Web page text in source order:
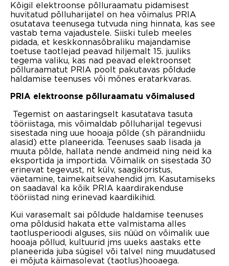
Kõigil elektroonse põlluraamatu pidamisest
huvitatud põlluharijatel on hea võimalus PRIA
osutatava teenusega tutvuda ning hinnata, kas see
vastab tema vajadustele. Siiski tuleb meeles
pidada, et keskkonnasõbraliku majandamise
toetuse taotlejad peavad hiljemalt 15. juuliks
tegema valiku, kas nad peavad elektroonset
põlluraamatut PRIA poolt pakutavas põldude
haldamise teenuses või mõnes eratarkvaras.
PRIA elektroonse põlluraamatu võimalused
Tegemist on aastaringselt kasutatava tasuta
tööriistaga, mis võimaldab põlluharijal tegevusi
sisestada ning uue hooaja põlde (sh pärandniidu
alasid) ette planeerida. Teenuses saab lisada ja
muuta põlde, hallata nende andmeid ning neid ka
eksportida ja importida. Võimalik on sisestada 30
erinevat tegevust, nt külv, saagikoristus,
väetamine, taimekaitsevahendid jm. Kasutamiseks
on saadaval ka kõik PRIA kaardirakenduse
tööriistad ning erinevad kaardikihid.
Kui varasemalt sai põldude haldamise teenuses
oma põldusid hakata ette valmistama alles
taotlusperioodi alguses, siis nüüd on võimalik uue
hooaja põllud, kultuurid jms uueks aastaks ette
planeerida juba sügisel või talvel ning muudatused
ei mõjuta käimasolevat (taotlus)hooaega.